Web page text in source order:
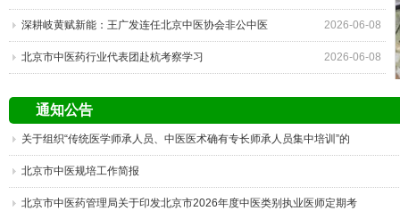
通报会”在北京召开
深耕岐黄赋新能：王广发连任北京中医协会非公中医
医疗机构工委会主委，绘就五年高质量发展蓝图
2026-06-08
北京市中医药行业代表团赴杭考察学习 2026-06-08
通知公告
关于组织“传统医学师承人员、中医医术确有专长师承人员集中培训”的
通知
北京市中医规培工作简报
北京市中医药管理局关于印发北京市2026年度中医类别执业医师定期考